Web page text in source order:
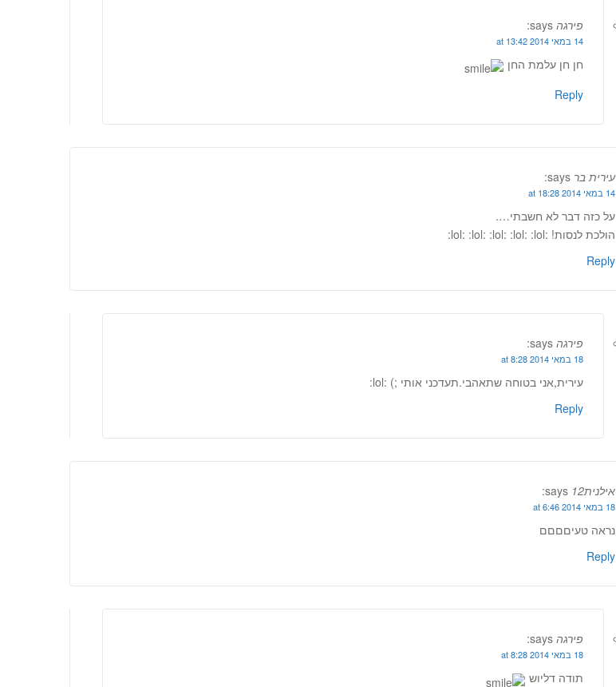
פירגה says:
14 במאי 2014 at 13:42
חן חן עלמת החן
Reply
עירית בר says:
14 במאי 2014 at 18:28
על כזה דבר לא חשבתי….
הולכת לנסות! :lol: :lol: :lol: :lol: :lol:
Reply
פירגה says:
18 במאי 2014 at 8:28
עירית,אני בטוחה שתאהבי.תעדכני אותי ;) :lol:
Reply
אילנית12 says:
18 במאי 2014 at 6:46
נראה טעיםםםם
Reply
פירגה says:
18 במאי 2014 at 8:28
תודה דליוש